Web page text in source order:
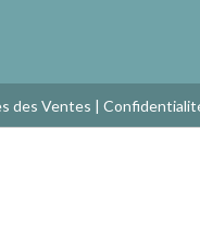
des Ventes |